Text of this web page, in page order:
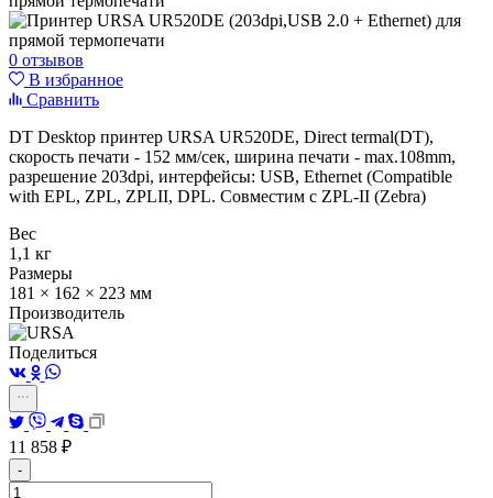
0 отзывов
В избранное
Сравнить
DT Desktop принтер URSA UR520DE, Direct termal(DT),
скорость печати - 152 мм/сек, ширина печати - max.108mm,
разрешение 203dpi, интерфейсы: USB, Ethernet (Compatible
with EPL, ZPL, ZPLII, DPL. Совместим с ZPL-II (Zebra)
Вес
1,1 кг
Размеры
181 × 162 × 223 мм
Производитель
Поделиться
11 858 ₽
-